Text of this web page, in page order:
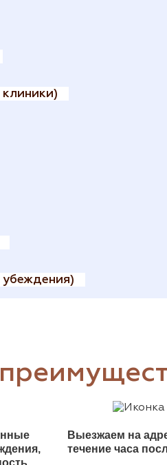
убеждения)
Выезжаем на
течение часа